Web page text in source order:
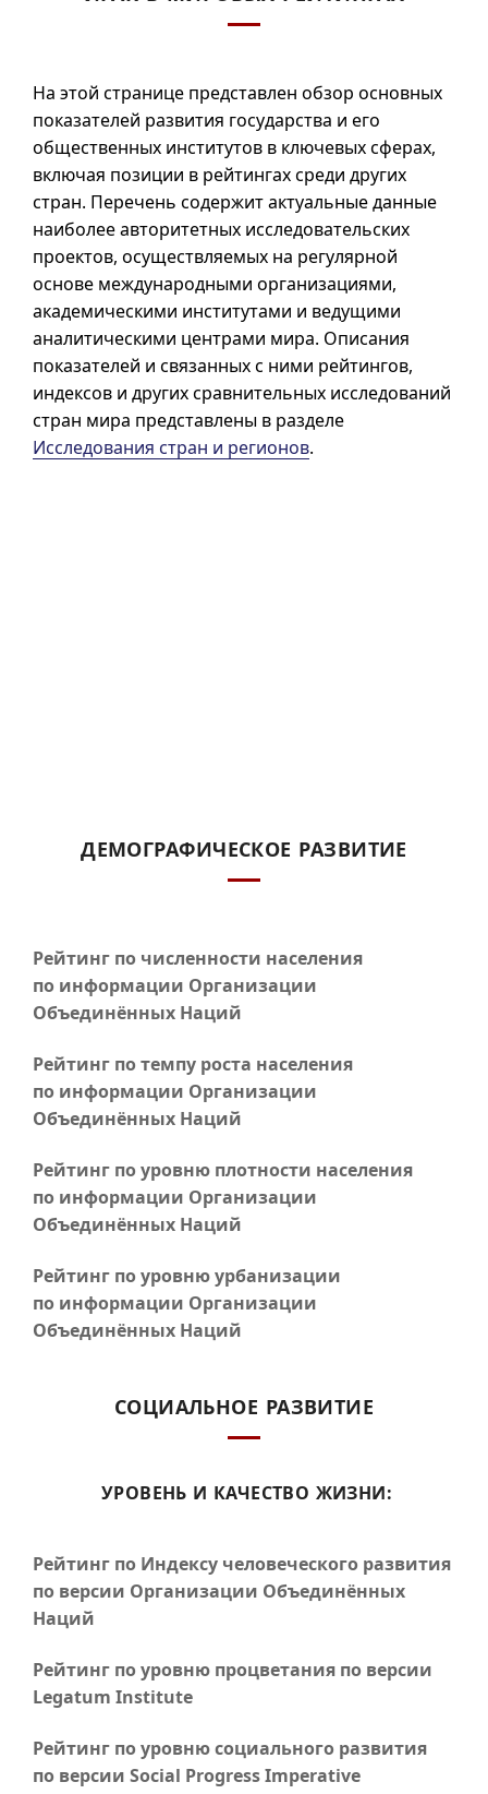
На этой странице представлен обзор основных
показателей развития государства и его
общественных институтов в ключевых сферах,
включая позиции в рейтингах среди других
стран. Перечень содержит актуальные данные
наиболее авторитетных исследовательских
проектов, осуществляемых на регулярной
основе международными организациями,
академическими институтами и ведущими
аналитическими центрами мира. Описания
показателей и связанных с ними рейтингов,
индексов и других сравнительных исследований
стран мира представлены в разделе
Исследования стран и регионов.
ДЕМОГРАФИЧЕСКОЕ РАЗВИТИЕ
Рейтинг по численности населения
по информации Организации
Объединённых Наций
Рейтинг по темпу роста населения
по информации Организации
Объединённых Наций
Рейтинг по уровню плотности населения
по информации Организации
Объединённых Наций
Рейтинг по уровню урбанизации
по информации Организации
Объединённых Наций
СОЦИАЛЬНОЕ РАЗВИТИЕ
УРОВЕНЬ И КАЧЕСТВО ЖИЗНИ:
Рейтинг по Индексу человеческого развития
по версии Организации Объединённых
Наций
Рейтинг по уровню процветания по версии
Legatum Institute
Рейтинг по уровню социального развития
по версии Social Progress Imperative